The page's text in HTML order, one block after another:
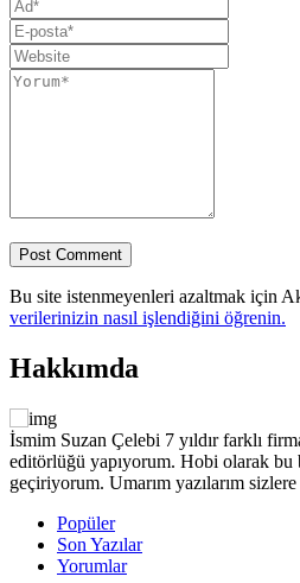
Bu site istenmeyenleri azaltmak için
verilerinizin nasıl işlendiğini öğrenin.
Hakkımda
İsmim Suzan Çelebi 7 yıldır farklı
editörlüğü yapıyorum. Hobi olarak bu
geçiriyorum. Umarım yazılarım
Popüler
Son Yazılar
Yorumlar